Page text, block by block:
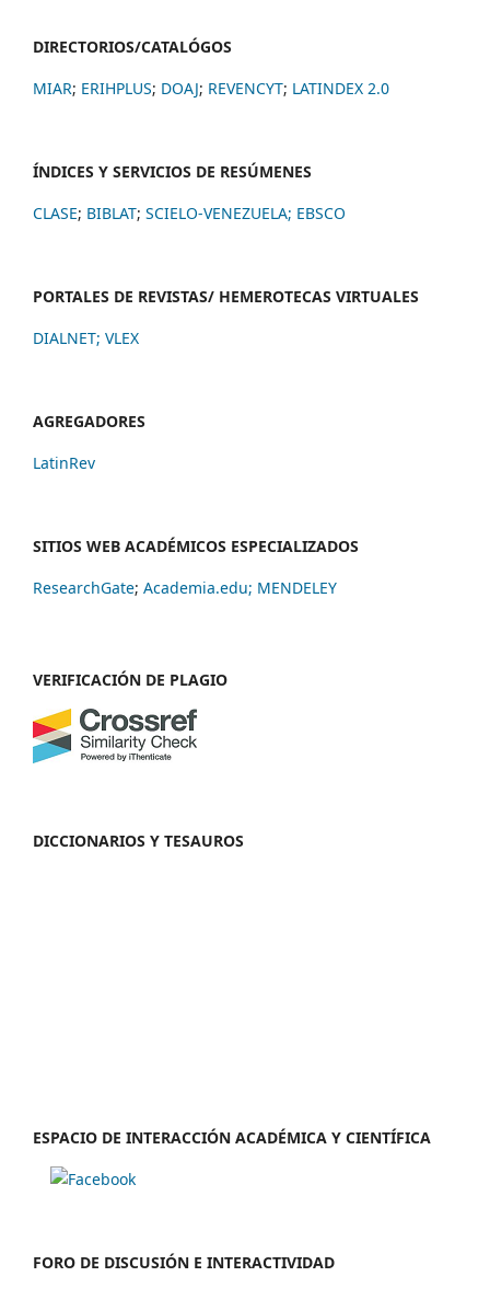
DIRECTORIOS/CATALÓGOS
MIAR; ERIHPLUS; DOAJ; REVENCYT; LATINDEX 2.0
ÍNDICES Y SERVICIOS DE RESÚMENES
CLASE; BIBLAT; SCIELO-VENEZUELA; EBSCO
PORTALES DE REVISTAS/ HEMEROTECAS VIRTUALES
DIALNET; VLEX
AGREGADORES
LatinRev
SITIOS WEB ACADÉMICOS ESPECIALIZADOS
ResearchGate; Academia.edu; MENDELEY
VERIFICACIÓN DE PLAGIO
DICCIONARIOS Y TESAUROS
ESPACIO DE INTERACCIÓN ACADÉMICA Y CIENTÍFICA
FORO DE DISCUSIÓN E INTERACTIVIDAD